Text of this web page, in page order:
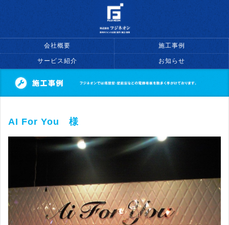
会社概要 施工事例
サービス紹介 お知らせ
AI For You 様